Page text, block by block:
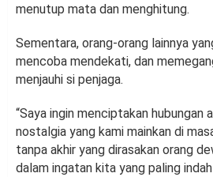
menutup mata dan menghitung.
Sementara, orang-orang lainnya
mencoba mendekati, dan
menjauhi si penjaga.
“Saya ingin menciptakan hubungan
nostalgia yang kami mainkan di
tanpa akhir yang dirasakan orang
dalam ingatan kita yang paling